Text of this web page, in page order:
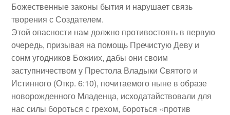
Божественные законы бытия и нарушает связь
творения с Создателем.
Этой опасности нам должно противостоять в первую
очередь, призывая на помощь Пречистую Деву и
сонм угодников Божиих, дабы они своим
заступничеством у Престола Владыки Святого и
Истинного (Откр. 6:10), почитаемого ныне в образе
новорожденного Младенца, исходатайствовали для
нас силы бороться с грехом, бороться «против